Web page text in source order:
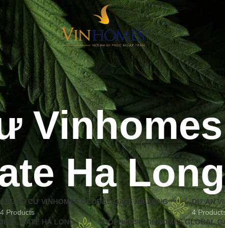
Hạ Long
CHUNG CƯ VINHOMES GLOBAL GATE HẠ LONG
4 Products
DỰ ÁN
4
GATE HẠ LONG
SHOPHOUSE VINHOMES GLOBAL